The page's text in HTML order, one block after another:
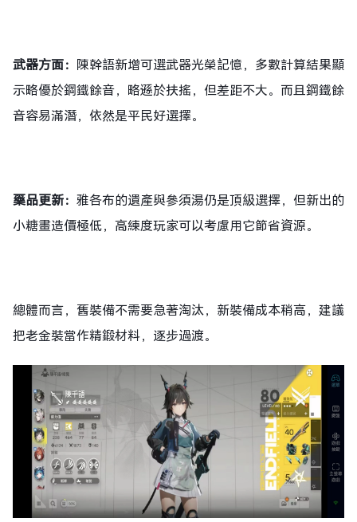
武器方面： 陳幹語新增可選武器光榮記憶，多數計算結果顯
示略優於鋼鐵餘音，略遜於扶搖，但差距不大。而且鋼鐵餘
音容易滿潛，依然是平民好選擇。
藥品更新： 雅各布的遺產與參須湯仍是頂級選擇，但新出的
小糖畫造價極低，高練度玩家可以考慮用它節省資源。
總體而言，舊裝備不需要急著淘汰，新裝備成本稍高，建議
把老金裝當作精鍛材料，逐步過渡。